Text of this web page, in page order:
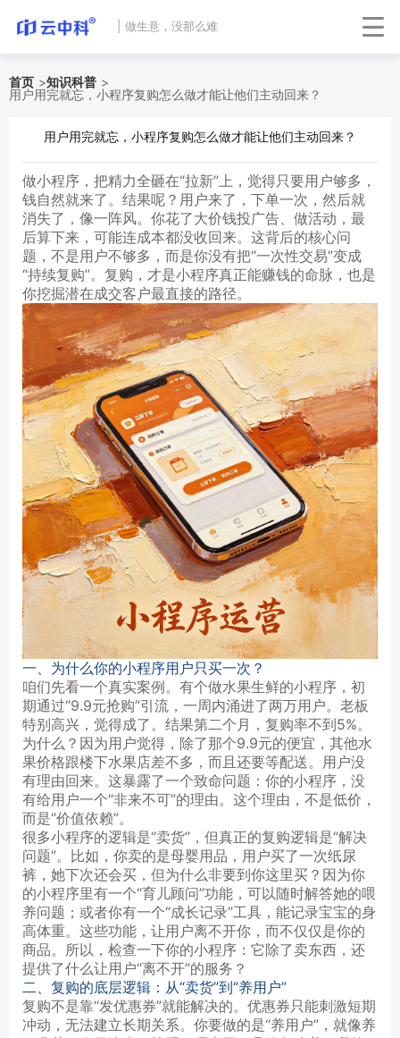
做生意，没那么难
首页 >知识科普 >
用户用完就忘，小程序复购怎么做才能让他们主动回来？
用户用完就忘，小程序复购怎么做才能让他们主动回来？
做小程序，把精力全砸在“拉新”上，觉得只要用户够多，
钱自然就来了。结果呢？用户来了，下单一次，然后就
消失了，像一阵风。你花了大价钱投广告、做活动，最
后算下来，可能连成本都没收回来。这背后的核心问
题，不是用户不够多，而是你没有把“一次性交易”变成
“持续复购”。复购，才是小程序真正能赚钱的命脉，也是
你挖掘潜在成交客户最直接的路径。
一、为什么你的小程序用户只买一次？
咱们先看一个真实案例。有个做水果生鲜的小程序，初
期通过“9.9元抢购”引流，一周内涌进了两万用户。老板
特别高兴，觉得成了。结果第二个月，复购率不到5%。
为什么？因为用户觉得，除了那个9.9元的便宜，其他水
果价格跟楼下水果店差不多，而且还要等配送。用户没
有理由回来。这暴露了一个致命问题：你的小程序，没
有给用户一个“非来不可”的理由。这个理由，不是低价，
而是“价值依赖”。
很多小程序的逻辑是“卖货”，但真正的复购逻辑是“解决
问题”。比如，你卖的是母婴用品，用户买了一次纸尿
裤，她下次还会买，但为什么非要到你这里买？因为你
的小程序里有一个“育儿顾问”功能，可以随时解答她的喂
养问题；或者你有一个“成长记录”工具，能记录宝宝的身
高体重。这些功能，让用户离不开你，而不仅仅是你的
商品。所以，检查一下你的小程序：它除了卖东西，还
提供了什么让用户“离不开”的服务？
二、复购的底层逻辑：从“卖货”到“养用户”
复购不是靠“发优惠券”就能解决的。优惠券只能刺激短期
冲动，无法建立长期关系。你要做的是“养用户”，就像养